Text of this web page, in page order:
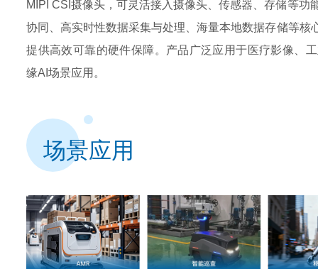
MIPI CSI摄像头，可灵活接入摄像头、传感器、存储等功
协同、高实时性数据采集与处理、海量本地数据存储等核
提供高效可靠的硬件保障。产品广泛应用于医疗影像、
缘AI场景应用。
场景应用